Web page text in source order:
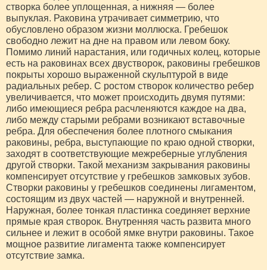
створка более уплощенная, а нижняя — более
выпуклая. Раковина утрачивает симметрию, что
обусловлено образом жизни моллюска. Гребешок
свободно лежит на дне на правом или левом боку.
Помимо линий нарастания, или годичных колец, которые
есть на раковинах всех двустворок, раковины гребешков
покрыты хорошо выраженной скульптурой в виде
радиальных ребер. С ростом створок количество ребер
увеличивается, что может происходить двумя путями:
либо имеющиеся ребра расчленяются каждое на два,
либо между старыми ребрами возникают вставочные
ребра. Для обеспечения более плотного смыкания
раковины, ребра, выступающие по краю одной створки,
заходят в соответствующие межреберные углубления
другой створки. Такой механизм закрывания раковины
компенсирует отсутствие у гребешков замковых зубов.
Створки раковины у гребешков соединены лигаментом,
состоящим из двух частей — наружной и внутренней.
Наружная, более тонкая пластинка соединяет верхние
прямые края створок. Внутренняя часть развита много
сильнее и лежит в особой ямке внутри раковины. Такое
мощное развитие лигамента также компенсирует
отсутствие замка.